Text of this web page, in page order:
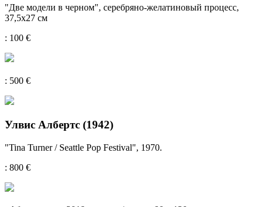
"Две модели в черном", серебряно-желатиновый процесс,
37,5х27 см
: 100 €
: 500 €
Улвис Албертс (1942)
"Tina Turner / Seattle Pop Festival", 1970.
: 800 €